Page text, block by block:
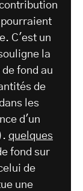
C'est un
la
fond au
de
les
d'un
quelques
fond sur
de
une